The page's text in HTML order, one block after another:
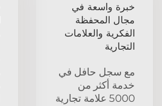
خبرة واسعة في
مجال المحفظة
الفكرية والعلامات
التجارية
مع سجل حافل في
خدمة أكثر من
5000 علامة تجارية